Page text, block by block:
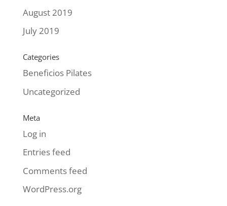
August 2019
July 2019
Categories
Beneficios Pilates
Uncategorized
Meta
Log in
Entries feed
Comments feed
WordPress.org